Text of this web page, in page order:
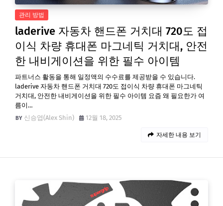
관리 방법
laderive 자동차 핸드폰 거치대 720도 접
이식 차량 휴대폰 마그네틱 거치대, 안전
한 내비게이션을 위한 필수 아이템
파트너스 활동을 통해 일정액의 수수료를 제공받을 수 있습니다.
laderive 자동차 핸드폰 거치대 720도 접이식 차량 휴대폰 마그네틱
거치대, 안전한 내비게이션을 위한 필수 아이템 요즘 왜 필요한가 여
름이…
신승엽(Alex Shin)
12월 18, 2025
자세한 내용 보기